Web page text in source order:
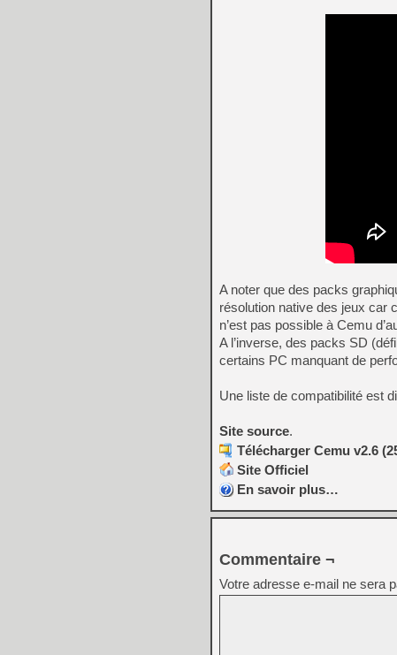
A noter que des packs
résolution native des jeux car
n’est pas possible à Cemu
A l’inverse, des packs SD
certains PC manquant de
Une liste de compatibilité est
Site source.
Télécharger Cemu v2.6
Site Officiel
En savoir plus…
Commentaire ¬
Votre adresse e-mail ne sera